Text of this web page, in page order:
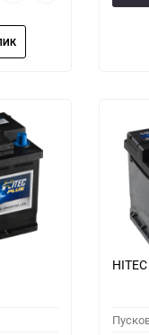
избранное